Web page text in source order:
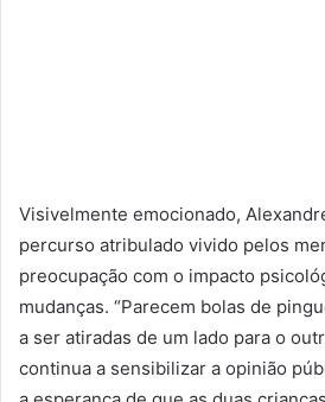
Visivelmente emocionado,
percurso atribulado vivido pelos
preocupação com o impacto
mudanças. “Parecem bolas de
a ser atiradas de um lado para o
continua a sensibilizar a opinião